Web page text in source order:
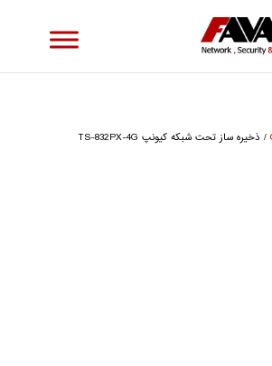
/ ذخیره ساز تحت شبکه کیونپ TS-832PX-4G